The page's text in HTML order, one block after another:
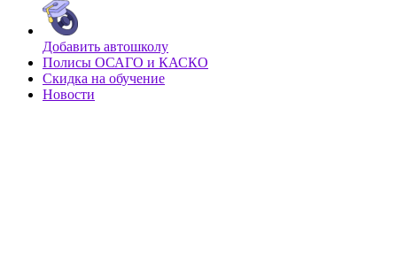
Добавить автошколу
Полисы ОСАГО и КАСКО
Скидка на обучение
Новости